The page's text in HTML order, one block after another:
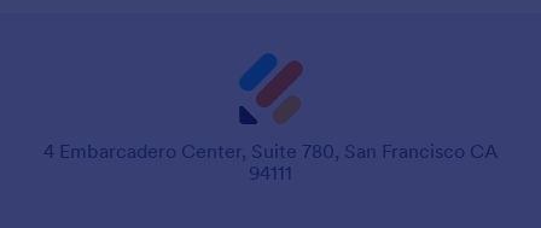
4 Embarcadero Center, Suite 780, San Francisco CA
94111